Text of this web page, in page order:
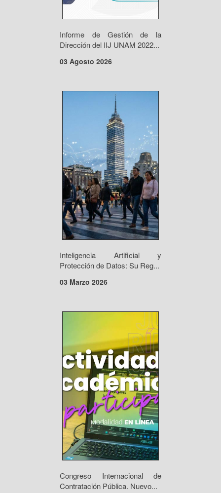
Informe de Gestión de la
Dirección del IIJ UNAM 2022...
03 Agosto 2026
Inteligencia Artificial y
Protección de Datos: Su Reg...
03 Marzo 2026
Congreso Internacional de
Contratación Pública. Nuevo...